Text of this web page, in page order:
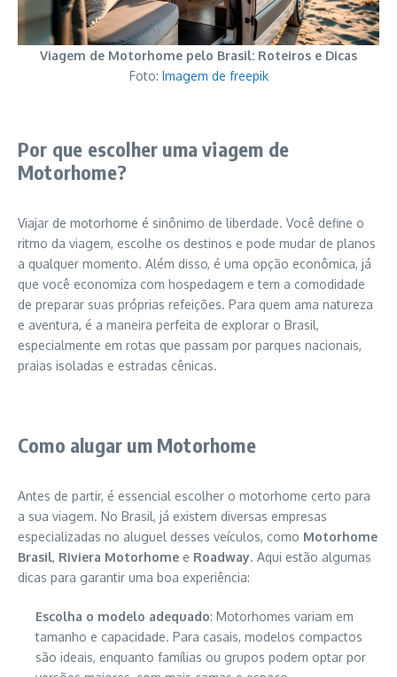
Viagem de Motorhome pelo Brasil: Roteiros e Dicas
Foto: Imagem de freepik
Por que escolher uma viagem de
Motorhome?
Viajar de motorhome é sinônimo de liberdade. Você define o
ritmo da viagem, escolhe os destinos e pode mudar de planos
a qualquer momento. Além disso, é uma opção econômica, já
que você economiza com hospedagem e tem a comodidade
de preparar suas próprias refeições. Para quem ama natureza
e aventura, é a maneira perfeita de explorar o Brasil,
especialmente em rotas que passam por parques nacionais,
praias isoladas e estradas cênicas.
Como alugar um Motorhome
Antes de partir, é essencial escolher o motorhome certo para
a sua viagem. No Brasil, já existem diversas empresas
especializadas no aluguel desses veículos, como Motorhome
Brasil, Riviera Motorhome e Roadway. Aqui estão algumas
dicas para garantir uma boa experiência:
Escolha o modelo adequado: Motorhomes variam em
tamanho e capacidade. Para casais, modelos compactos
são ideais, enquanto famílias ou grupos podem optar por